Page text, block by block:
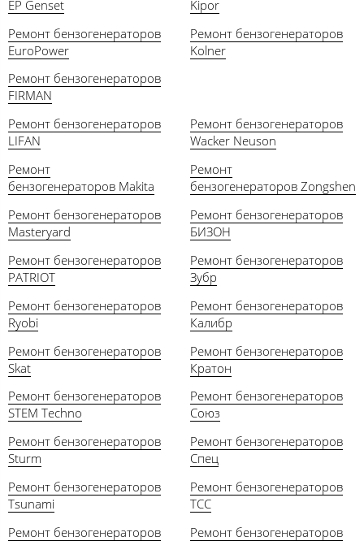
EP Genset
Ремонт бензогенераторов
EuroPower
Ремонт бензогенераторов
FIRMAN
Kipor
Ремонт бензогенераторов
Kolner
Ремонт бензогенераторов
LIFAN
Ремонт
бензогенераторов Makita
Ремонт бензогенераторов
Masteryard
Ремонт бензогенераторов
PATRIOT
Ремонт бензогенераторов
Ryobi
Ремонт бензогенераторов
Skat
Ремонт бензогенераторов
STEM Techno
Ремонт бензогенераторов
Sturm
Ремонт бензогенераторов
Tsunami
Ремонт бензогенераторов
Ремонт бензогенераторов
Wacker Neuson
Ремонт
бензогенераторов Zongshen
Ремонт бензогенераторов
БИЗОН
Ремонт бензогенераторов
Зубр
Ремонт бензогенераторов
Калибр
Ремонт бензогенераторов
Кратон
Ремонт бензогенераторов
Союз
Ремонт бензогенераторов
Спец
Ремонт бензогенераторов
ТСС
Ремонт бензогенераторов